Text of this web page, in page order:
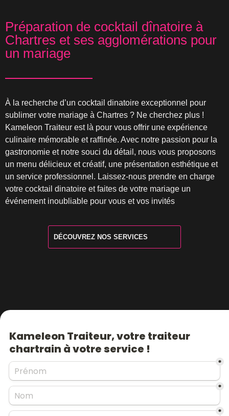
Préparation de cocktail dînatoire à
Chartres et ses agglomérations pour
un mariage
À la recherche d’un cocktail dinatoire exceptionnel pour
sublimer votre mariage à Chartres ? Ne cherchez plus !
Kameleon Traiteur est là pour vous offrir une expérience
culinaire mémorable et raffinée. Avec notre passion pour la
gastronomie et notre souci du détail, nous vous proposons
un menu délicieux et créatif, une présentation esthétique et
un service professionnel. Laissez-nous prendre en charge
votre cocktail dinatoire et faites de votre mariage un
événement inoubliable pour vous et vos invités
DÉCOUVREZ NOS SERVICES